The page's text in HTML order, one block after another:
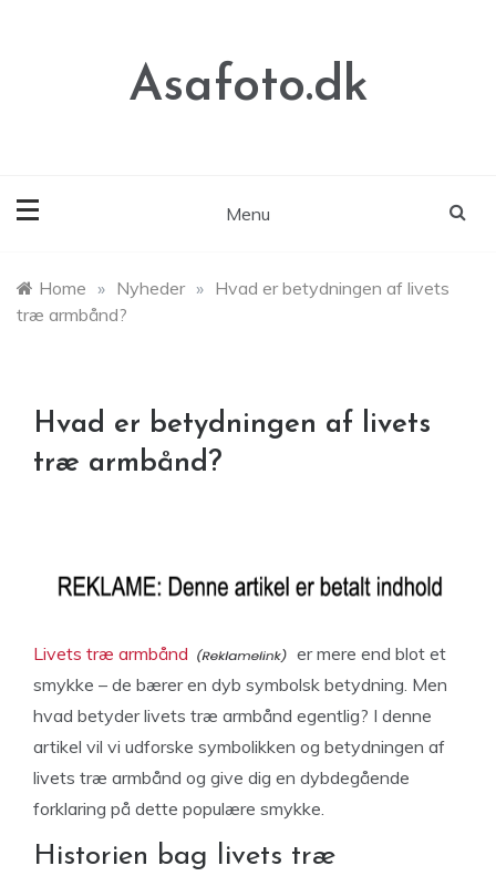
Asafoto.dk
Menu
Home » Nyheder » Hvad er betydningen af livets
træ armbånd?
Hvad er betydningen af livets
træ armbånd?
Livets træ armbånd
er mere end blot et
smykke – de bærer en dyb symbolsk betydning. Men
hvad betyder livets træ armbånd egentlig? I denne
artikel vil vi udforske symbolikken og betydningen af
livets træ armbånd og give dig en dybdegående
forklaring på dette populære smykke.
Historien bag livets træ